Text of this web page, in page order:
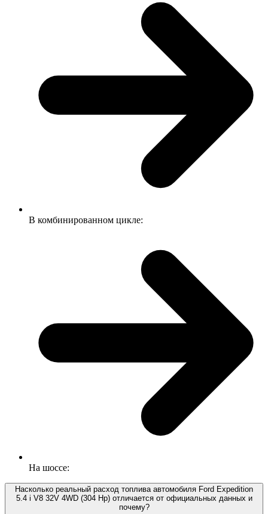
В комбинированном цикле:
На шоссе:
Насколько реальный расход топлива автомобиля Ford Expedition
5.4 i V8 32V 4WD (304 Hp) отличается от официальных данных и
почему?